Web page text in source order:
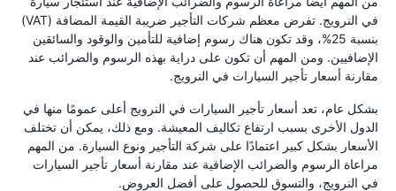
في النرويج. تفرض معظم شركات التأجير ضريبة القيمة المضافة (VAT)
بنسبة 25%، وقد تكون هناك رسوم إضافية للتأمين والوقود والسائقين
الإضافيين. ومن المهم أن تكون على دراية بهذه الرسوم والضرائب عند
مقارنة أسعار تأجير السيارات في النرويج.
بشكل عام، تعد أسعار تأجير السيارات في النرويج أعلى عمومًا منها في
الدول الأخرى بسبب ارتفاع تكاليف المعيشة. ومع ذلك، يمكن أن تختلف
الأسعار بشكل كبير اعتمادًا على شركة التأجير ونوع السيارة. من المهم
مراعاة الرسوم والضرائب الإضافية عند مقارنة أسعار تأجير السيارات
في النرويج، والتسوق للحصول على أفضل العروض.